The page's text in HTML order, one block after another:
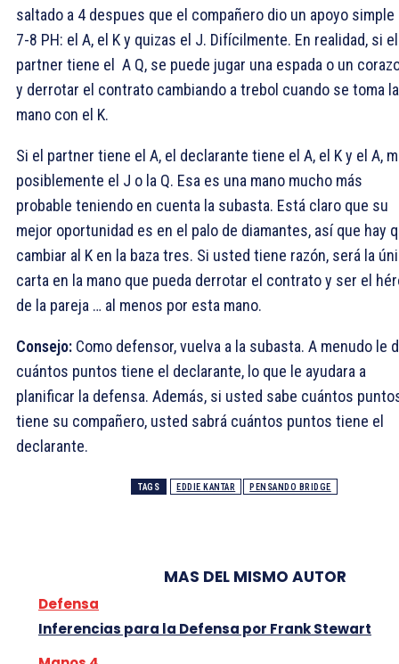
saltado a 4 despues que el compañero dio un apoyo simple
7-8 PH: el A, el K y quizas el J. Difícilmente. En realidad, si el
partner tiene el A Q, se puede jugar una espada o un
y derrotar el contrato cambiando a trebol cuando se toma la
mano con el K.
Si el partner tiene el A, el declarante tiene el A, el K y el A,
posiblemente el J o la Q. Esa es una mano mucho más
probable teniendo en cuenta la subasta. Está claro que su
mejor oportunidad es en el palo de diamantes, así que hay
cambiar al K en la baza tres. Si usted tiene razón, será la
carta en la mano que pueda derrotar el contrato y ser el
de la pareja … al menos por esta mano.
Consejo: Como defensor, vuelva a la subasta. A menudo le
cuántos puntos tiene el declarante, lo que le ayudara a
planificar la defensa. Además, si usted sabe cuántos
tiene su compañero, usted sabrá cuántos puntos tiene el
declarante.
TAGS EDDIE KANTAR PENSANDO BRIDGE
MAS DEL MISMO AUTOR
Defensa
Inferencias para la Defensa por Frank Stewart